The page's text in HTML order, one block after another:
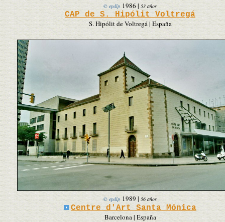
© epdlp 1986 | 53 años
CAP de S. Hipólit Voltregá
S. Hipólit de Voltregá | España
© epdlp 1989| 56 años
Centre d'Art Santa Mónica
Barcelona | España